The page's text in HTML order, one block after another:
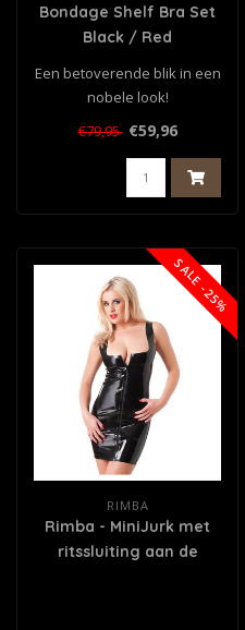
Bondage Shelf Bra Set
Black / Red
Een betoverende blik in een
nobele look!
Set by Cottelli BONDAGE:
Licht gevoerd..
€79,95 €59,96
SALE -25%
RIMBA
Rimba - MiniJurk met
ritssluiting aan de